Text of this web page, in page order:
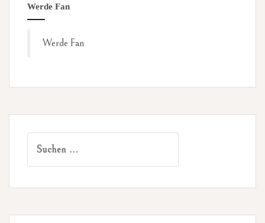
Werde Fan
Werde Fan
nach: